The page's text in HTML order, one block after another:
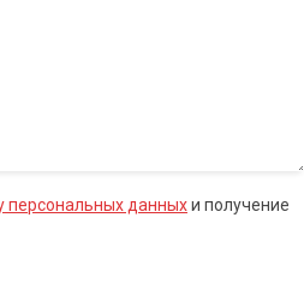
персональных данныхи получение